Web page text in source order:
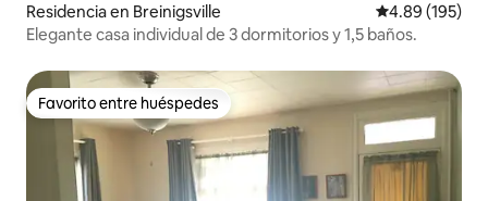
Residencia en Breinigsville Calificación
4.89 (195)
Elegante casa individual de 3 dormitorios y 1,5 baños.
Favorito entre huéspedes
Favorito entre huéspedes